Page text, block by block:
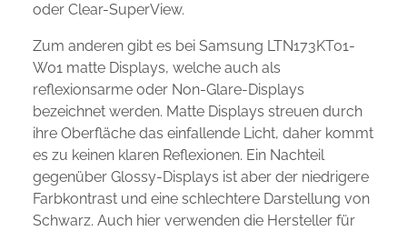
oder Clear-SuperView.
Zum anderen gibt es bei Samsung LTN173KT01-
W01 matte Displays, welche auch als
reflexionsarme oder Non-Glare-Displays
bezeichnet werden. Matte Displays streuen durch
ihre Oberfläche das einfallende Licht, daher kommt
es zu keinen klaren Reflexionen. Ein Nachteil
gegenüber Glossy-Displays ist aber der niedrigere
Farbkontrast und eine schlechtere Darstellung von
Schwarz. Auch hier verwenden die Hersteller für